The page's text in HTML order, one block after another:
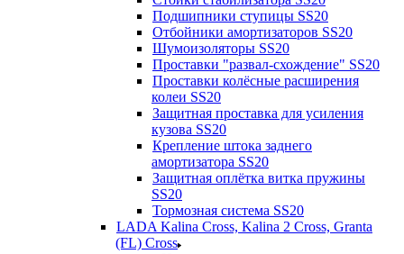
Подшипники ступицы SS20
Отбойники амортизаторов SS20
Шумоизоляторы SS20
Проставки "развал-схождение" SS20
Проставки колёсные расширения
колеи SS20
Защитная проставка для усиления
кузова SS20
Крепление штока заднего
амортизатора SS20
Защитная оплётка витка пружины
SS20
Тормозная система SS20
LADA Kalina Cross, Kalina 2 Cross, Granta
(FL) Cross